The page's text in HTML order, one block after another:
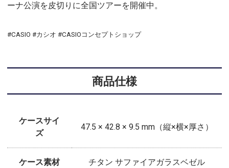
ーナ公演を皮切りに全国ツアーを開催中。
#CASIO #カシオ #CASIOコンセプトショップ
商品仕様
ケースサイ
ズ
47.5 × 42.8 × 9.5 mm（縦×横×厚さ）
ケース素材 チタン サファイアガラスベゼル